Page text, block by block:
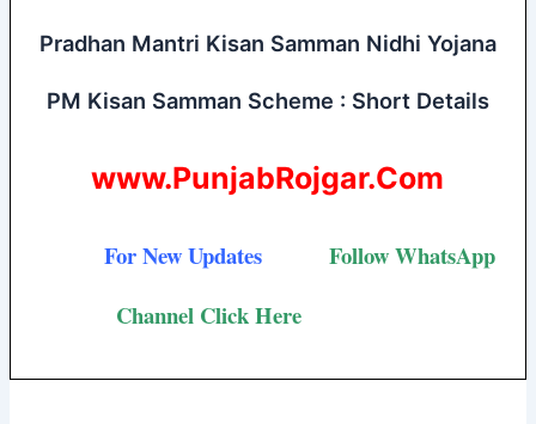
Pradhan Mantri Kisan Samman Nidhi Yojana
PM Kisan Samman Scheme : Short Details
www.PunjabRojgar.Com
For New Updates FollowWhatsApp
Channel Click Here